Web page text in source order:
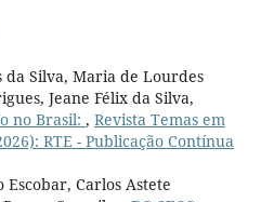
da Silva, Maria de Lourdes
Jeane Félix da Silva,
no Brasil: , Revista Temas em
RTE - Publicação Contínua
Escobar, Carlos Astete